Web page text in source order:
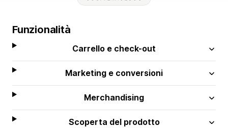
Funzionalità
Carrello e check-out
Marketing e conversioni
Merchandising
Scoperta del prodotto